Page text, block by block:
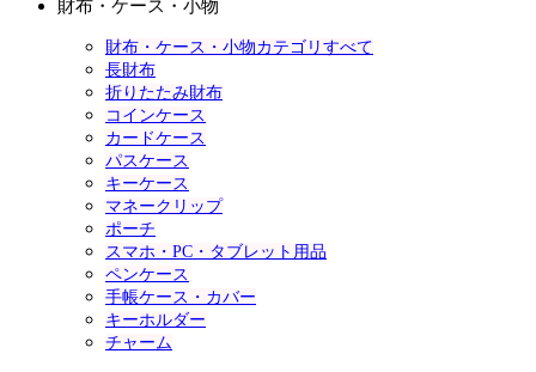
財布・ケース・小物
財布・ケース・小物カテゴリすべて
長財布
折りたたみ財布
コインケース
カードケース
パスケース
キーケース
マネークリップ
ポーチ
スマホ・PC・タブレット用品
ペンケース
手帳ケース・カバー
キーホルダー
チャーム